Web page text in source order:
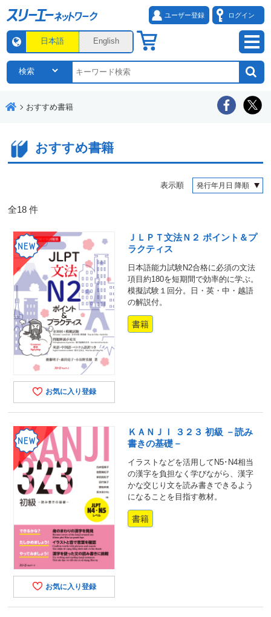
ユーザー登録 ログイン
日本語 English
おすすめ書籍
おすすめ書籍
表示順
全18 件
お気に入り登録
ＪＬＰＴ文法Ｎ２ ポイント＆プ
ラクティス
日本語能力試験N2合格に必須の文法
項目約180を短期間で効率的に学ぶ。
模擬試験１回分。日・英・中・越語
の解説付。
書籍
お気に入り登録
ＫＡＮＪＩ ３２３ 初級 －読み
書きの基礎－
イラストなどを活用してN5･N4相当
の漢字を負担なく学びながら、漢字
かな交じり文を読み書きできるよう
になることを目指す教材。
書籍